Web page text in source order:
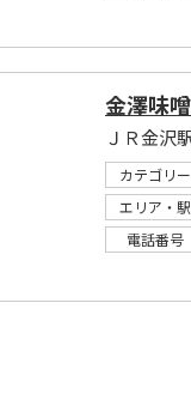
金澤味
ＪＲ金沢
カテゴリー
エリア・駅
電話番号